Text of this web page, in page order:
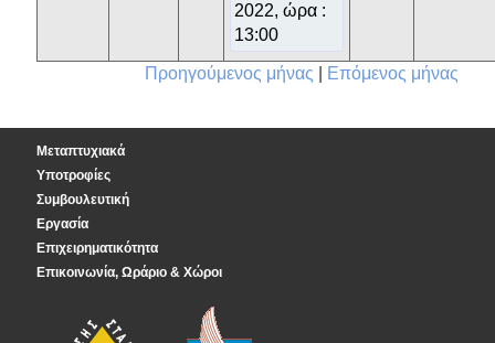
2022, ώρα :
13:00
Προηγούμενος μήνας Επόμενος μήνας
Μεταπτυχιακά
Υποτροφίες
Συμβουλευτική
Εργασία
Επιχειρηματικότητα
Επικοινωνία, Ωράριο & Χώροι